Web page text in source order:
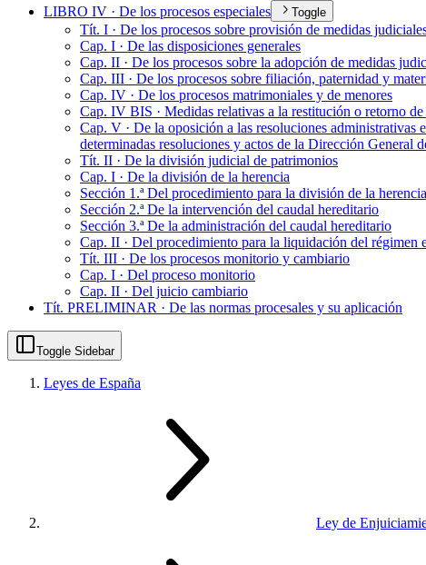
LIBRO IV · De los procesos especiales
Toggle
Tít. I · De los procesos sobre provisión de medidas
Cap. I · De las disposiciones generales
Cap. II · De los procesos sobre la adopción de medidas
Cap. III · De los procesos sobre filiación, paternidad y
Cap. IV · De los procesos matrimoniales y de menores
Cap. IV BIS · Medidas relativas a la restitución o retorno
Cap. V · De la oposición a las resoluciones administrativas
determinadas resoluciones y actos de la Dirección
Tít. II · De la división judicial de patrimonios
Cap. I · De la división de la herencia
Sección 1.ª Del procedimiento para la división de la herencia
Sección 2.ª De la intervención del caudal hereditario
Sección 3.ª De la administración del caudal hereditario
Cap. II · Del procedimiento para la liquidación del régimen
Tít. III · De los procesos monitorio y cambiario
Cap. I · Del proceso monitorio
Cap. II · Del juicio cambiario
Tít. PRELIMINAR · De las normas procesales y su aplicación
Toggle Sidebar
Leyes de España
Ley de